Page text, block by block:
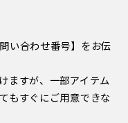
い合わせ番号】をお伝
ますが、一部アイテム
もすぐにご用意できな